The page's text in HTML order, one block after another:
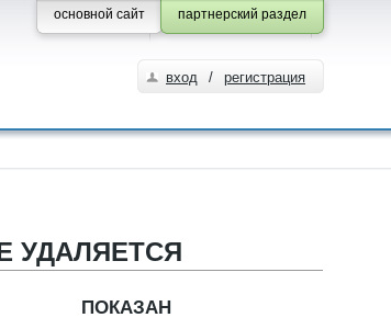
партнерский раздел
основной сайт
вход / регистрация
УДАЛЯЕТСЯ
ПОКАЗАН